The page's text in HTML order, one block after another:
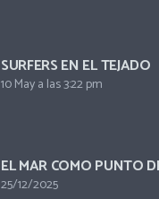
SURFERS EN EL TEJADO
10 May a las 3:22 pm
EL MAR COMO PUNTO
25/12/2025